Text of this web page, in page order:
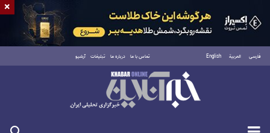
فارسی العربية English تماس با ما درباره ما تبلیغات آرشیو
شنبه ۱۷ مرداد ۱۴۰۵
×